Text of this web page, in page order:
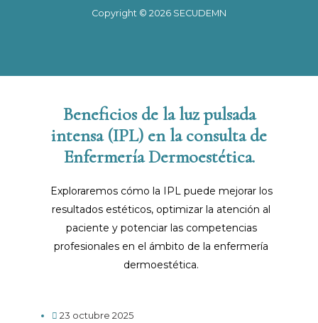
Copyright © 2026 SECUDEMN
Beneficios de la luz pulsada
intensa (IPL) en la consulta de
Enfermería Dermoestética.
Exploraremos cómo la IPL puede mejorar los
resultados estéticos, optimizar la atención al
paciente y potenciar las competencias
profesionales en el ámbito de la enfermería
dermoestética.
23 octubre 2025